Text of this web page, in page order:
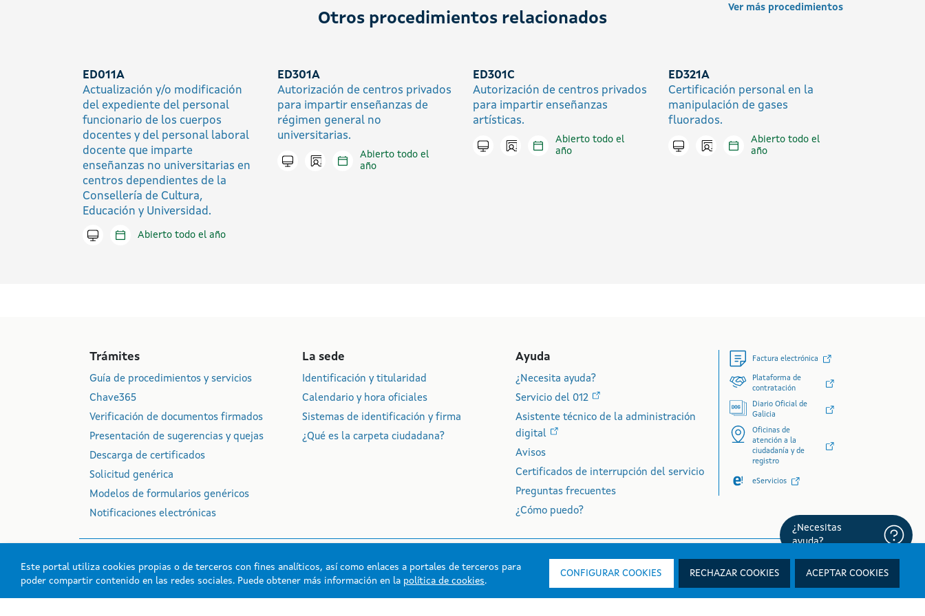
Otros procedimientos relacionados
Ver más procedimientos
ED011A
Actualización y/o modificación
del expediente del personal
funcionario de los cuerpos
docentes y del personal laboral
docente que imparte
enseñanzas no universitarias en
centros dependientes de la
Consellería de Cultura,
Educación y Universidad.
Tramitar en líneaAbierto todo el año
ED301A
Autorización de centros privados
para impartir enseñanzas de
régimen general no
universitarias.
Tramitar en línea
Icono presencialAbierto todo el
año
ED301C
Autorización de centros privados
para impartir enseñanzas
artísticas.
Tramitar en línea
Icono presencialAbierto todo el
año
ED321A
Certificación personal en la
manipulación de gases
fluorados.
Tramitar en línea
Icono presencialAbierto todo el
año
Trámites
Guía de procedimientos y servicios
Chave365
Verificación de documentos firmados
Presentación de sugerencias y quejas
Descarga de certificados
Solicitud genérica
Modelos de formularios genéricos
Notificaciones electrónicas
La sede
Identificación y titularidad
Calendario y hora oficiales
Sistemas de identificación y firma
¿Qué es la carpeta ciudadana?
Ayuda
¿Necesita ayuda?
Servicio del 012
Asistente técnico de la administración
digital
Avisos
Certificados de interrupción del servicio
Preguntas frecuentes
¿Cómo puedo?
Factura electrónica
Plataforma de
contratación
Diario Oficial de
Galicia
Oficinas de
atención a la
ciudadanía y de
registro
eServicios
Este portal utiliza cookies propias o de terceros con fines analíticos, así como enlaces a portales de terceros para
poder compartir contenido en las redes sociales. Puede obtener más información en la política de cookies.
CONFIGURAR COOKIES RECHAZAR COOKIES ACEPTAR COOKIES